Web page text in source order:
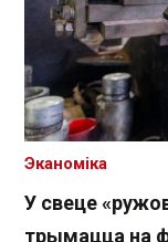
У свеце
трымацца на
Эканоміка